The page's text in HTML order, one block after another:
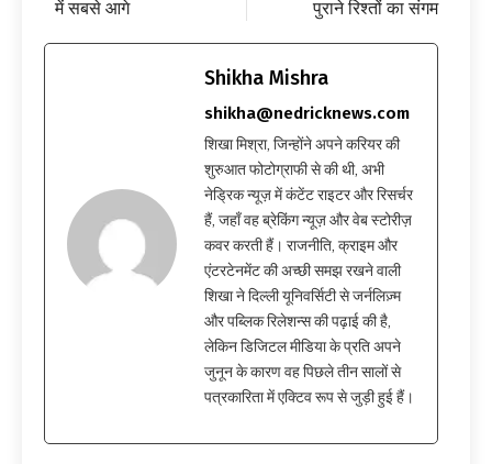
में सबसे आगे पुराने रिश्तों का संगम
Shikha Mishra
shikha@nedricknews.com
शिखा मिश्रा, जिन्होंने अपने करियर की
शुरुआत फोटोग्राफी से की थी, अभी
नेड्रिक न्यूज़ में कंटेंट राइटर और रिसर्चर
हैं, जहाँ वह ब्रेकिंग न्यूज़ और वेब स्टोरीज़
कवर करती हैं। राजनीति, क्राइम और
एंटरटेनमेंट की अच्छी समझ रखने वाली
शिखा ने दिल्ली यूनिवर्सिटी से जर्नलिज़्म
और पब्लिक रिलेशन्स की पढ़ाई की है,
लेकिन डिजिटल मीडिया के प्रति अपने
जुनून के कारण वह पिछले तीन सालों से
पत्रकारिता में एक्टिव रूप से जुड़ी हुई हैं।